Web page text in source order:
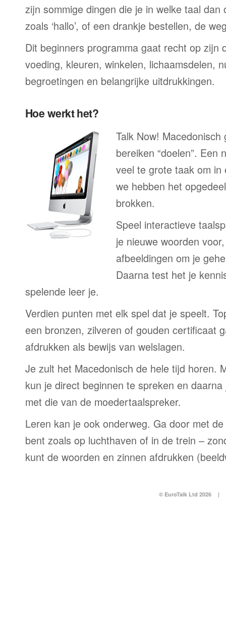
zijn sommige dingen die je in welke taal dan
zoals ‘hallo’, of een drankje bestellen, de
Dit beginners programma gaat recht op zijn
voeding, kleuren, winkelen, lichaamsdelen,
begroetingen en belangrijke uitdrukkingen.
Hoe werkt het?
Talk Now!
bereiken “doelen”. Een
veel te grote taak om
we hebben het
brokken.
Speel interactieve
je nieuwe woorden
afbeeldingen om je
Daarna test het je
spelende leer je.
Verdien punten met elk spel dat je speelt.
een bronzen, zilveren of gouden certificaat
afdrukken als bewijs van welslagen.
Je zult het Macedonisch de hele tijd horen.
kun je direct beginnen te spreken en
met die van de moedertaalspreker.
Leren kan je ook onderweg. Ga door met
bent zoals op luchthaven of in de trein –
kunt de woorden en zinnen afdrukken
© EuroTalk Ltd 2026 |